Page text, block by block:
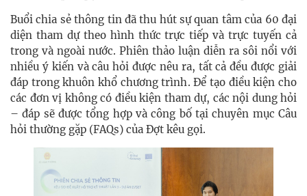
Buổi chia sẻ thông tin đã thu hút sự quan tâm của 60 đại
diện tham dự theo hình thức trực tiếp và trực tuyến cả
trong và ngoài nước. Phiên thảo luận diễn ra sôi nổi với
nhiều ý kiến và câu hỏi được nêu ra, tất cả đều được giải
đáp trong khuôn khổ chương trình. Để tạo điều kiện cho
các đơn vị không có điều kiện tham dự, các nội dung hỏi
– đáp sẽ được tổng hợp và công bố tại chuyên mục Câu
hỏi thường gặp (FAQs) của Đợt kêu gọi.